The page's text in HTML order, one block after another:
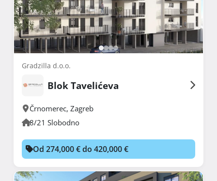
Gradzilla d.o.o.
Blok Tavelićeva
Črnomerec, Zagreb
8/21 Slobodno
Od 274,000 € do 420,000 €